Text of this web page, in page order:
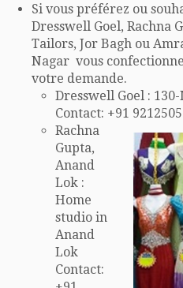
Si vous préférez ou
Dresswell Goel, Rachna
Tailors, Jor Bagh ou
Nagar vous
votre demande.
Dresswell Goel :
Contact: +91
Rachna
Gupta,
Anand
Lok :
Home
studio in
Anand
Lok
Contact: